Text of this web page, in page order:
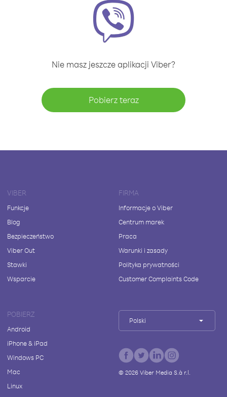
Nie masz jeszcze aplikacji Viber?
Pobierz teraz
VIBER
Funkcje
Blog
Bezpieczeństwo
Viber Out
Stawki
Wsparcie
FIRMA
Informacje o Viber
Centrum marek
Praca
Warunki i zasady
Polityka prywatności
Customer Complaints Code
POBIERZ
Android
iPhone & iPad
Windows PC
Mac
Linux
Polski
© 2026Viber Media S.à r.l.